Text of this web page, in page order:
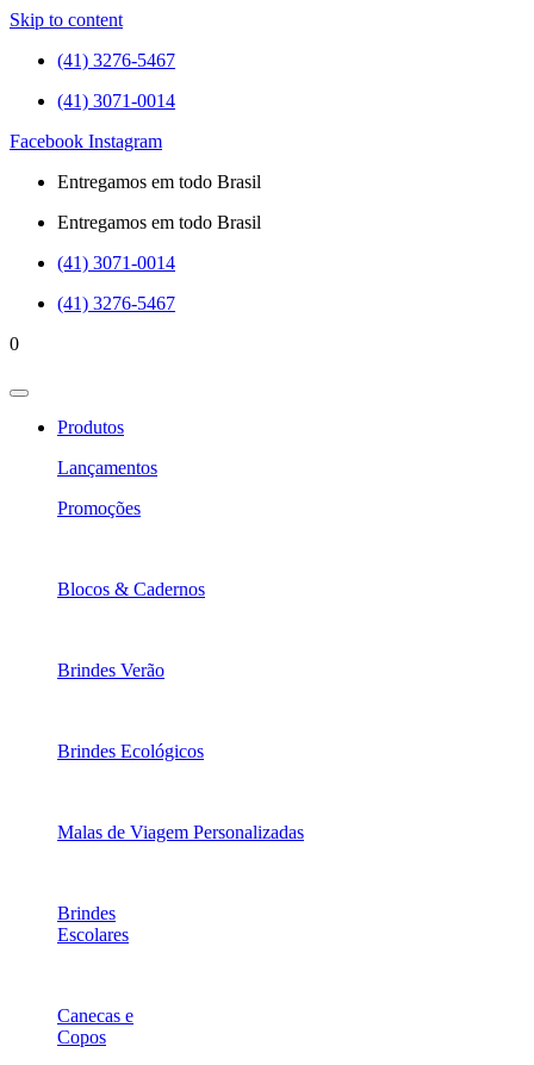
Skip to content
(41) 3276-5467
(41) 3071-0014
Facebook Instagram
Entregamos em todo Brasil
Entregamos em todo Brasil
(41) 3071-0014
(41) 3276-5467
0
Produtos
Lançamentos
Promoções
Blocos & Cadernos
Brindes Verão
Brindes Ecológicos
Malas de Viagem Personalizadas
Brindes
Escolares
Canecas e
Copos